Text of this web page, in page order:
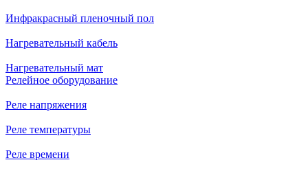
Инфракрасный пленочный пол
Нагревательный кабель
Нагревательный мат
Релейное оборудование
Реле напряжения
Реле температуры
Реле времени